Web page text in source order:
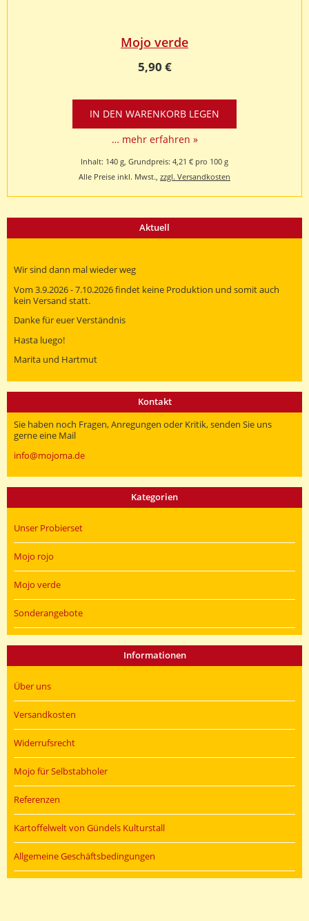
Mojo verde
5,90 €
… mehr erfahren »
Inhalt: 140 g, Grundpreis: 4,21 € pro 100 g
Alle Preise inkl. Mwst., zzgl. Versandkosten
Aktuell
Wir sind dann mal wieder weg
Vom 3.9.2026 - 7.10.2026 findet keine Produktion und somit auch
kein Versand statt.
Danke für euer Verständnis
Hasta luego!
Marita und Hartmut
Kontakt
Sie haben noch Fragen, Anregungen oder Kritik, senden Sie uns
gerne eine Mail
info@mojoma.de
Kategorien
Unser Probierset
Mojo rojo
Mojo verde
Sonderangebote
Informationen
Über uns
Versandkosten
Widerrufsrecht
Mojo für Selbstabholer
Referenzen
Kartoffelwelt von Gündels Kulturstall
Allgemeine Geschäftsbedingungen